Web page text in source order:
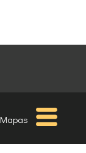
Mapas